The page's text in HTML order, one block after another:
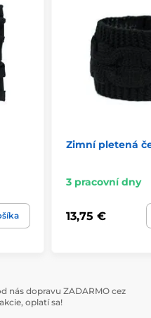
Zimní pletená
3 pracovní dny
13,75 €
nás dopravu ZADARMO cez
oplatí sa!